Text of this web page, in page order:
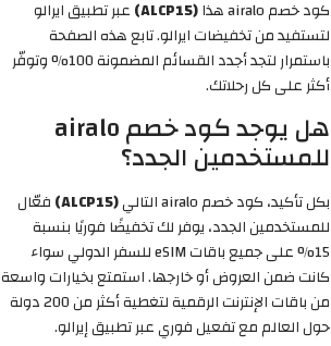
كود خصم airalo هذا
(ALCP15)
عبر تطبيق ايرالو
لتستفيد من تخفيضات ايرالو. تابع هذه الصفحة
باستمرار لتجد أجدد القسائم المضمونة 100% وتوفّر
أكثر على كل رحلاتك.
هل يوجد كود خصم airalo
للمستخدمين الجدد؟
بكل تأكيد، كود خصم airalo التالي (ALCP15)
فعّال
للمستخدمين الجدد، يوفر لك تخفيضًا فوريًا بنسبة
15% على جميع باقات eSIM للسفر الدولي سواء
كانت ضمن العروض أو خارجها. استمتع بخيارات واسعة
من باقات الإنترنت الرقمية لتغطية أكثر من 200 دولة
حول العالم مع تفعيل فوري عبر تطبيق إيرالو.